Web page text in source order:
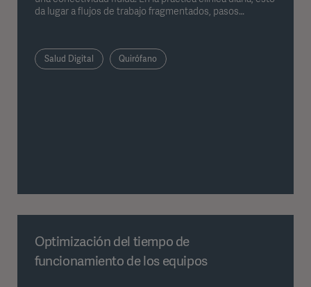
da lugar a flujos de trabajo fragmentados, pasos
abordan precisamente este problema al reunir
dispositivos, datos y procesos dentro de una estructura
unificada. En el siguiente artículo se describe cómo
Salud Digital Quirófano
Optimización del tiempo de
funcionamiento de los equipos